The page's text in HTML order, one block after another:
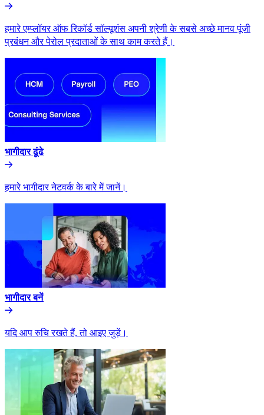
हमारे एम्प्लॉयर ऑफ रिकॉर्ड सॉल्यूशंस अपनी श्रेणी के सबसे अच्छे मानव पूंजी
प्रबंधन और पेरोल प्रदाताओं के साथ काम करते हैं।​​
भागीदार ढूंढे​​
हमारे भागीदार नेटवर्क के बारे में जानें।​​
भागीदार बनें​​
यदि आप रुचि रखते हैं, तो आइए जुड़ें।​​